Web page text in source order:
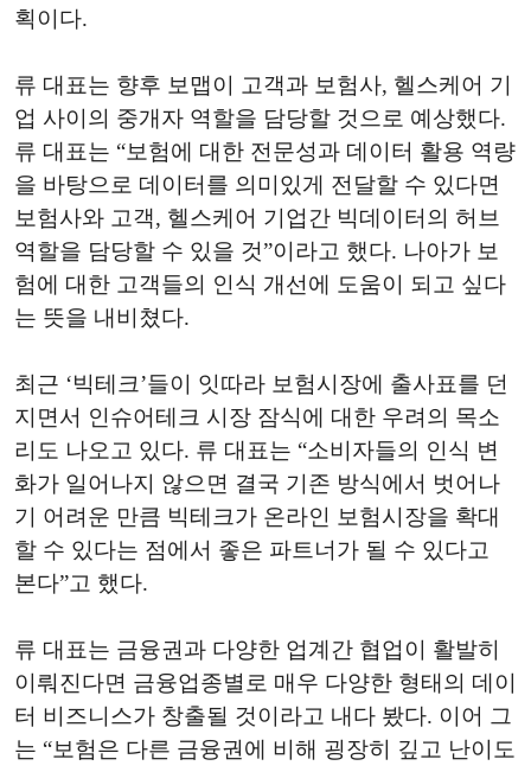
획이다.
류 대표는 향후 보맵이 고객과 보험사, 헬스케어 기
업 사이의 중개자 역할을 담당할 것으로 예상했다.
류 대표는 “보험에 대한 전문성과 데이터 활용 역량
을 바탕으로 데이터를 의미있게 전달할 수 있다면
보험사와 고객, 헬스케어 기업간 빅데이터의 허브
역할을 담당할 수 있을 것”이라고 했다. 나아가 보
험에 대한 고객들의 인식 개선에 도움이 되고 싶다
는 뜻을 내비쳤다.
최근 ‘빅테크’들이 잇따라 보험시장에 출사표를 던
지면서 인슈어테크 시장 잠식에 대한 우려의 목소
리도 나오고 있다. 류 대표는 “소비자들의 인식 변
화가 일어나지 않으면 결국 기존 방식에서 벗어나
기 어려운 만큼 빅테크가 온라인 보험시장을 확대
할 수 있다는 점에서 좋은 파트너가 될 수 있다고
본다”고 했다.
류 대표는 금융권과 다양한 업계간 협업이 활발히
이뤄진다면 금융업종별로 매우 다양한 형태의 데이
터 비즈니스가 창출될 것이라고 내다 봤다. 이어 그
는 “보험은 다른 금융권에 비해 굉장히 깊고 난이도